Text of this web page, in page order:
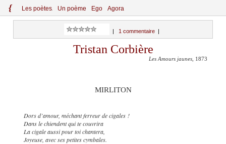
{ Les poètes Un poème Ego Agora
1 commentaire|
Tristan Corbière
Les Amours jaunes , 1873
MIRLITON
Dors d’amour, méchant ferreur de cigales !
Dans le chiendent qui te couvrira
La cigale aussi pour toi chantera,
Joyeuse, avec ses petites cymbales.